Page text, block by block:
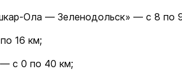
Ола — Зеленодольск» — с 8 по
16 км;
с 0 по 40 км;